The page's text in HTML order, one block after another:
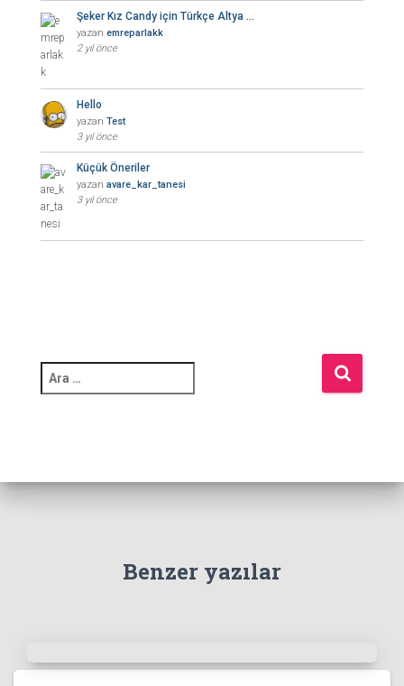
Şeker Kız Candy için Türkçe Altya …
yazan emreparlakk
2 yıl önce
Hello
yazan Test
3 yıl önce
Küçük Öneriler
yazan avare_kar_tanesi
3 yıl önce
r
Benzer yazılar